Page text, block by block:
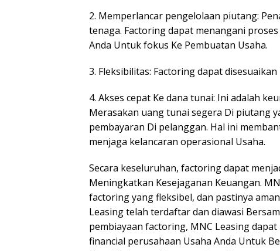
2. Memperlancar pengelolaan piutang:
tenaga. Factoring dapat menangani
Anda Untuk fokus Ke Pembuatan Usaha.
3. Fleksibilitas: Factoring dapat
4. Akses cepat Ke dana tunai: Ini adalah
Merasakan uang tunai segera Di piutang
pembayaran Di pelanggan. Hal ini
menjaga kelancaran operasional Usaha.
Secara keseluruhan, factoring dapat
Meningkatkan Kesejaganan Keuangan.
factoring yang fleksibel, dan pastinya
Leasing telah terdaftar dan diawasi
pembiayaan factoring, MNC Leasing
financial perusahaan Usaha Anda Untuk